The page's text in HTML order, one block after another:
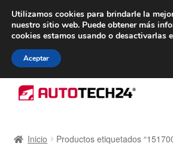
ENTREGA desde
De lunes a viernes de 9
navegación
al
Inicio Productos etiquetados
Utilizamos cookies para brindarle la
nuestro sitio web. Puede obtener más
cookies estamos usando o desactivarlas
Aceptar